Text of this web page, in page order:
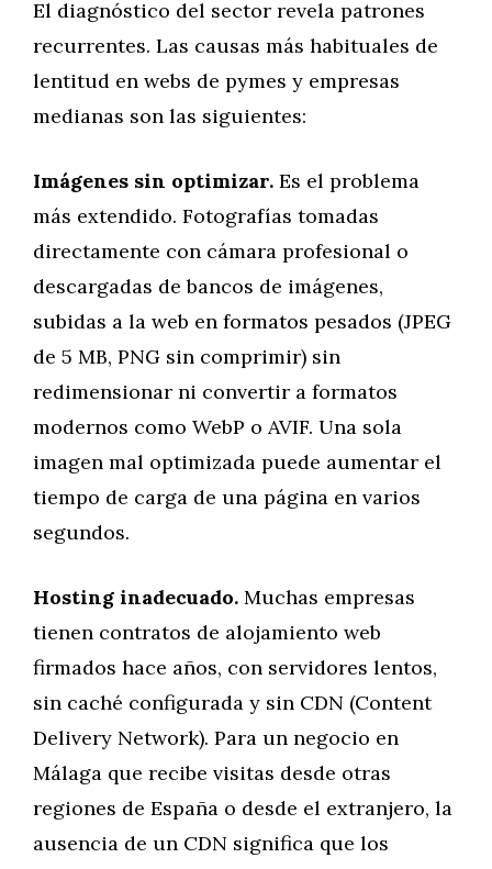
El diagnóstico del sector revela patrones
recurrentes. Las causas más habituales de
lentitud en webs de pymes y empresas
medianas son las siguientes:
Imágenes sin optimizar. Es el problema
más extendido. Fotografías tomadas
directamente con cámara profesional o
descargadas de bancos de imágenes,
subidas a la web en formatos pesados (JPEG
de 5 MB, PNG sin comprimir) sin
redimensionar ni convertir a formatos
modernos como WebP o AVIF. Una sola
imagen mal optimizada puede aumentar el
tiempo de carga de una página en varios
segundos.
Hosting inadecuado. Muchas empresas
tienen contratos de alojamiento web
firmados hace años, con servidores lentos,
sin caché configurada y sin CDN (Content
Delivery Network). Para un negocio en
Málaga que recibe visitas desde otras
regiones de España o desde el extranjero, la
ausencia de un CDN significa que los